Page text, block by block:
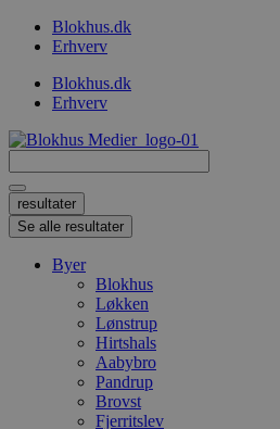
VidereBlokhus.dk
Erhverv
Blokhus.dk
Erhverv
...
resultater
Se alle resultater
Byer
Blokhus
Løkken
Lønstrup
Hirtshals
Aabybro
Pandrup
Brovst
Fjerritslev